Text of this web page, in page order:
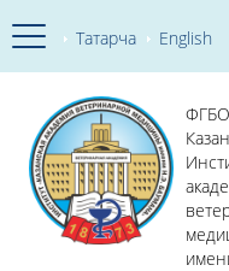
Татарча English